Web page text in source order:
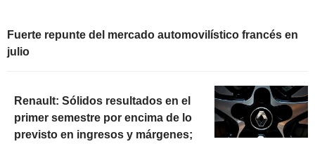
Fuerte repunte del mercado automovilístico francés en
julio
Renault: Sólidos resultados en el
primer semestre por encima de lo
previsto en ingresos y márgenes;